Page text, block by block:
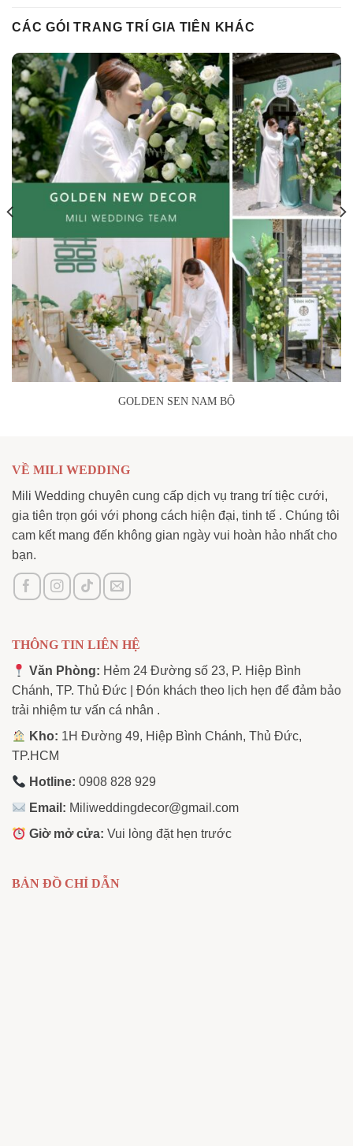
CÁC GÓI TRANG TRÍ GIA TIÊN KHÁC
GOLDEN SEN NAM BỘ
VỀ MILI WEDDING
Mili Wedding chuyên cung cấp dịch vụ trang trí tiệc cưới,
gia tiên trọn gói với phong cách hiện đại, tinh tế . Chúng tôi
cam kết mang đến không gian ngày vui hoàn hảo nhất cho
bạn.
THÔNG TIN LIÊN HỆ
Văn Phòng: Hẻm 24 Đường số 23, P. Hiệp Bình
Chánh, TP. Thủ Đức | Đón khách theo lịch hẹn để đảm bảo
trải nhiệm tư vấn cá nhân .
Kho: 1H Đường 49, Hiệp Bình Chánh, Thủ Đức,
TP.HCM
Hotline: 0908 828 929
Email: Miliweddingdecor@gmail.com
Giờ mở cửa: Vui lòng đặt hẹn trước
BẢN ĐỒ CHỈ DẪN